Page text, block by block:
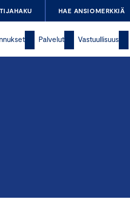
HAE ANSIOMERKKIÄ
Palvelut Vastuullisuus